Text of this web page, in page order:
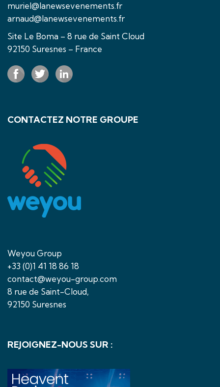
muriel@lanewsevenements.fr
arnaud@lanewsevenements.fr
Site Le Boma – 8 rue de Saint Cloud
92150 Suresnes – France
CONTACTEZ NOTRE GROUPE
Weyou Group
+33 (0)1 41 18 86 18
contact@weyou-group.com
8 rue de Saint-Cloud,
92150 Suresnes
REJOIGNEZ-NOUS SUR :